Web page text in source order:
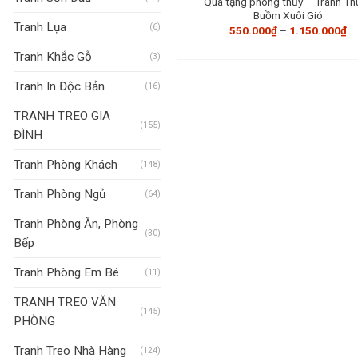
Tranh Lụa (6)
Tranh Khắc Gỗ (3)
Tranh In Độc Bản (16)
TRANH TREO GIA
ĐÌNH
(155)
Tranh Phòng Khách (148)
Tranh Phòng Ngủ (64)
Tranh Phòng Ăn, Phòng
Bếp
(30)
Tranh Phòng Em Bé (11)
TRANH TREO VĂN
PHÒNG
(145)
Tranh Treo Nhà Hàng (124)
Buồm Xuôi Gió
550.000₫ – 1.150.000₫